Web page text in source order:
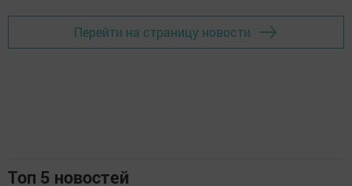
Перейти на страницу новости
Топ 5 новостей